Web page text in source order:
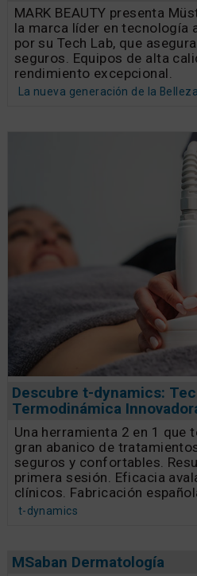
MARK BEAUTY presenta
la marca líder en tecnología
por su Tech Lab, que
seguros. Equipos de alta
rendimiento excepcional.
La nueva generación de la Belleza
Descubre t-dynamics:
Termodinámica
Una herramienta 2 en 1 que
gran abanico de
seguros y confortables.
primera sesión. Eficacia
clínicos. Fabricación
t-dynamics
MSaban Dermatología